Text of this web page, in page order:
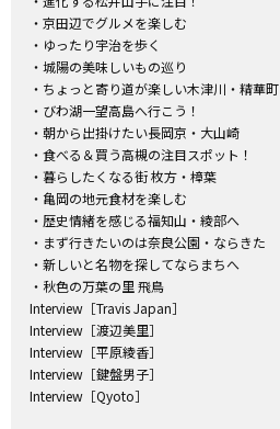
・京田辺でグルメを楽しむ
・ゆったり宇治を歩く
・城陽の美味しいもの巡り
・ちょっと寄り道が楽しい木津川・精華町
・びわ湖一望高島へ行こう！
・朝から出掛けたい長岡京・大山崎
・食べる＆買う高槻の注目スポット！
・暮らしたくなる街 枚方・樟葉
・亀岡の地元食材を楽しむ
・歴史情緒を感じる福知山・綾部へ
・まず行きたいのは奈良公園・ならきた
・新しいと名物を探してならまちへ
・秋色の万葉の里 飛鳥
Interview［Travis Japan］
Interview［渡辺美里］
Interview［平原綾香］
Interview［鍵盤男子］
Interview［Qyoto］